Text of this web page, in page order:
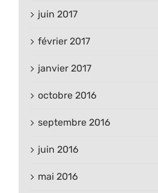
juin 2017
février 2017
janvier 2017
octobre 2016
septembre 2016
juin 2016
mai 2016